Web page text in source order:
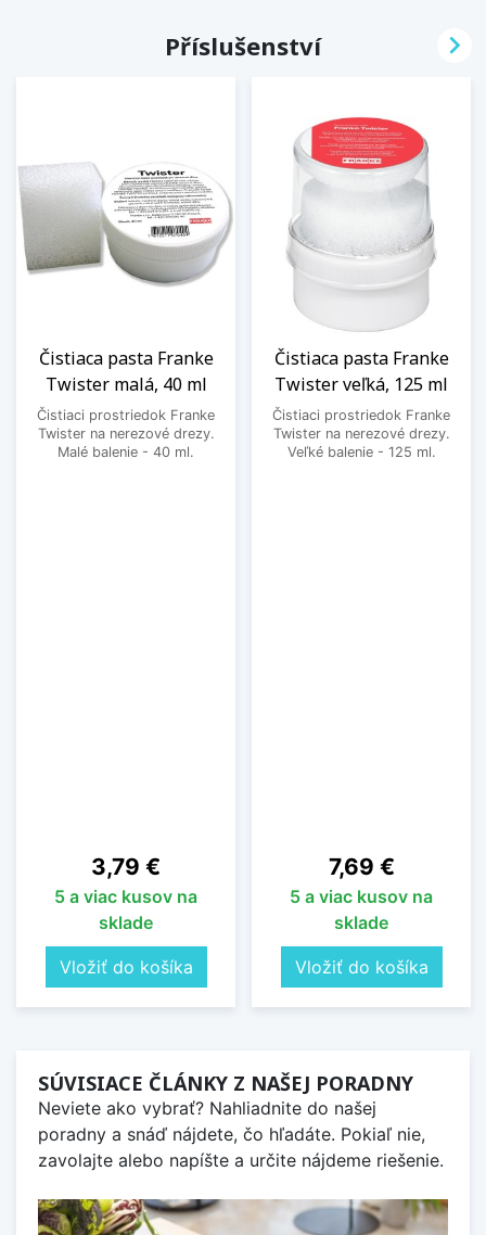
Příslušenství
Čistiaca pasta Franke
Twister malá, 40 ml
Čistiaci prostriedok Franke
Twister na nerezové drezy.
Malé balenie - 40 ml.
Cena
3,79 €
5 a viac kusov na
sklade
Vložiť do košíka
Čistiaca pasta Franke
Twister veľká, 125 ml
Čistiaci prostriedok Franke
Twister na nerezové drezy.
Veľké balenie - 125 ml.
Cena
7,69 €
5 a viac kusov na
sklade
Vložiť do košíka

SÚVISIACE ČLÁNKY Z NAŠEJ PORADNY
Neviete ako vybrať? Nahliadnite do našej
poradny a snáď nájdete, čo hľadáte. Pokiaľ nie,
zavolajte alebo napíšte a určite nájdeme riešenie.